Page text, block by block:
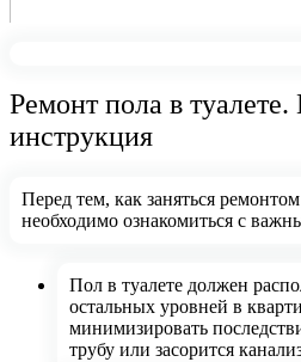
Ремонт пола в
инструкция
Перед тем, как заняться
необходимо ознакомиться с
Пол в туалете должен
остальных уровней в
минимизировать
трубу или засорится